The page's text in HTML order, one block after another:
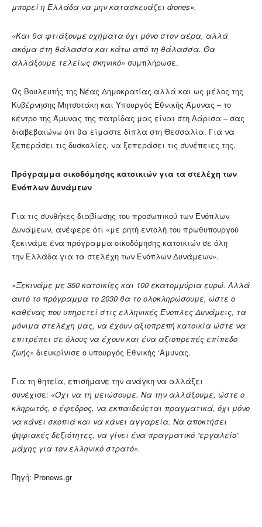
μπορεί η Ελλάδα να μην κατασκευάζει drones».
«Και θα φτιάξουμε οχήματα όχι μόνο στον αέρα, αλλά
ακόμα στη θάλασσα και κάτω από τη θάλασσα. Θα
αλλάξουμε τελείως σκηνικό» συμπλήρωσε.
Ως Βουλευτής της Νέας Δημοκρατίας αλλά και ως μέλος της
Κυβέρνησης Μητσοτάκη και Υπουργός Εθνικής Άμυνας – το
κέντρο της Άμυνας της πατρίδας μας είναι στη Λάρισα – σας
διαβεβαιώνω ότι θα είμαστε δίπλα στη Θεσσαλία. Για να
ξεπεράσει τις δυσκολίες, να ξεπεράσει τις συνέπειες της.
Πρόγραμμα οικοδόμησης κατοικιών για τα στελέχη των
Ενόπλων Δυνάμεων
Για τις συνθήκες διαβίωσης του προσωπικού των Ενόπλων
Δυνάμεων, ανέφερε ότι «με ρητή εντολή του πρωθυπουργού
ξεκινάμε ένα πρόγραμμα οικοδόμησης κατοικιών σε όλη
την Ελλάδα για τα στελέχη των Ενόπλων Δυνάμεων».
«Ξεκινάμε με 350 κατοικίες και 100 εκατομμύρια ευρώ. Αλλά
αυτό το πρόγραμμα το 2030 θα το ολοκληρώσουμε, ώστε ο
καθένας που υπηρετεί στις ελληνικές Ένοπλες Δυνάμεις, τα
μόνιμα στελέχη μας, να έχουν αξιοπρεπή κατοικία ώστε να
επιτρέπει σε όλους να έχουν και ένα αξιοπρεπές επίπεδο
ζωής» διευκρίνισε ο υπουργός Εθνικής ‘Αμυνας.
Για τη θητεία, επισήμανε την ανάγκη να αλλάξει
συνέχισε: «Όχι να τη μειώσουμε. Να την αλλάξουμε, ώστε ο
κληρωτός, ο έφεδρος, να εκπαιδεύεται πραγματικά, όχι μόνο
να κάνει σκοπιά και να κάνει αγγαρεία. Να αποκτήσει
ψηφιακές δεξιότητες, να γίνει ένα πραγματικό “εργαλείο”
μάχης για τον ελληνικό στρατό».
Πηγή: Pronews.gr